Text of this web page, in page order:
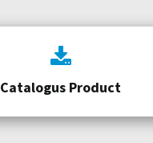
Catalogus Product